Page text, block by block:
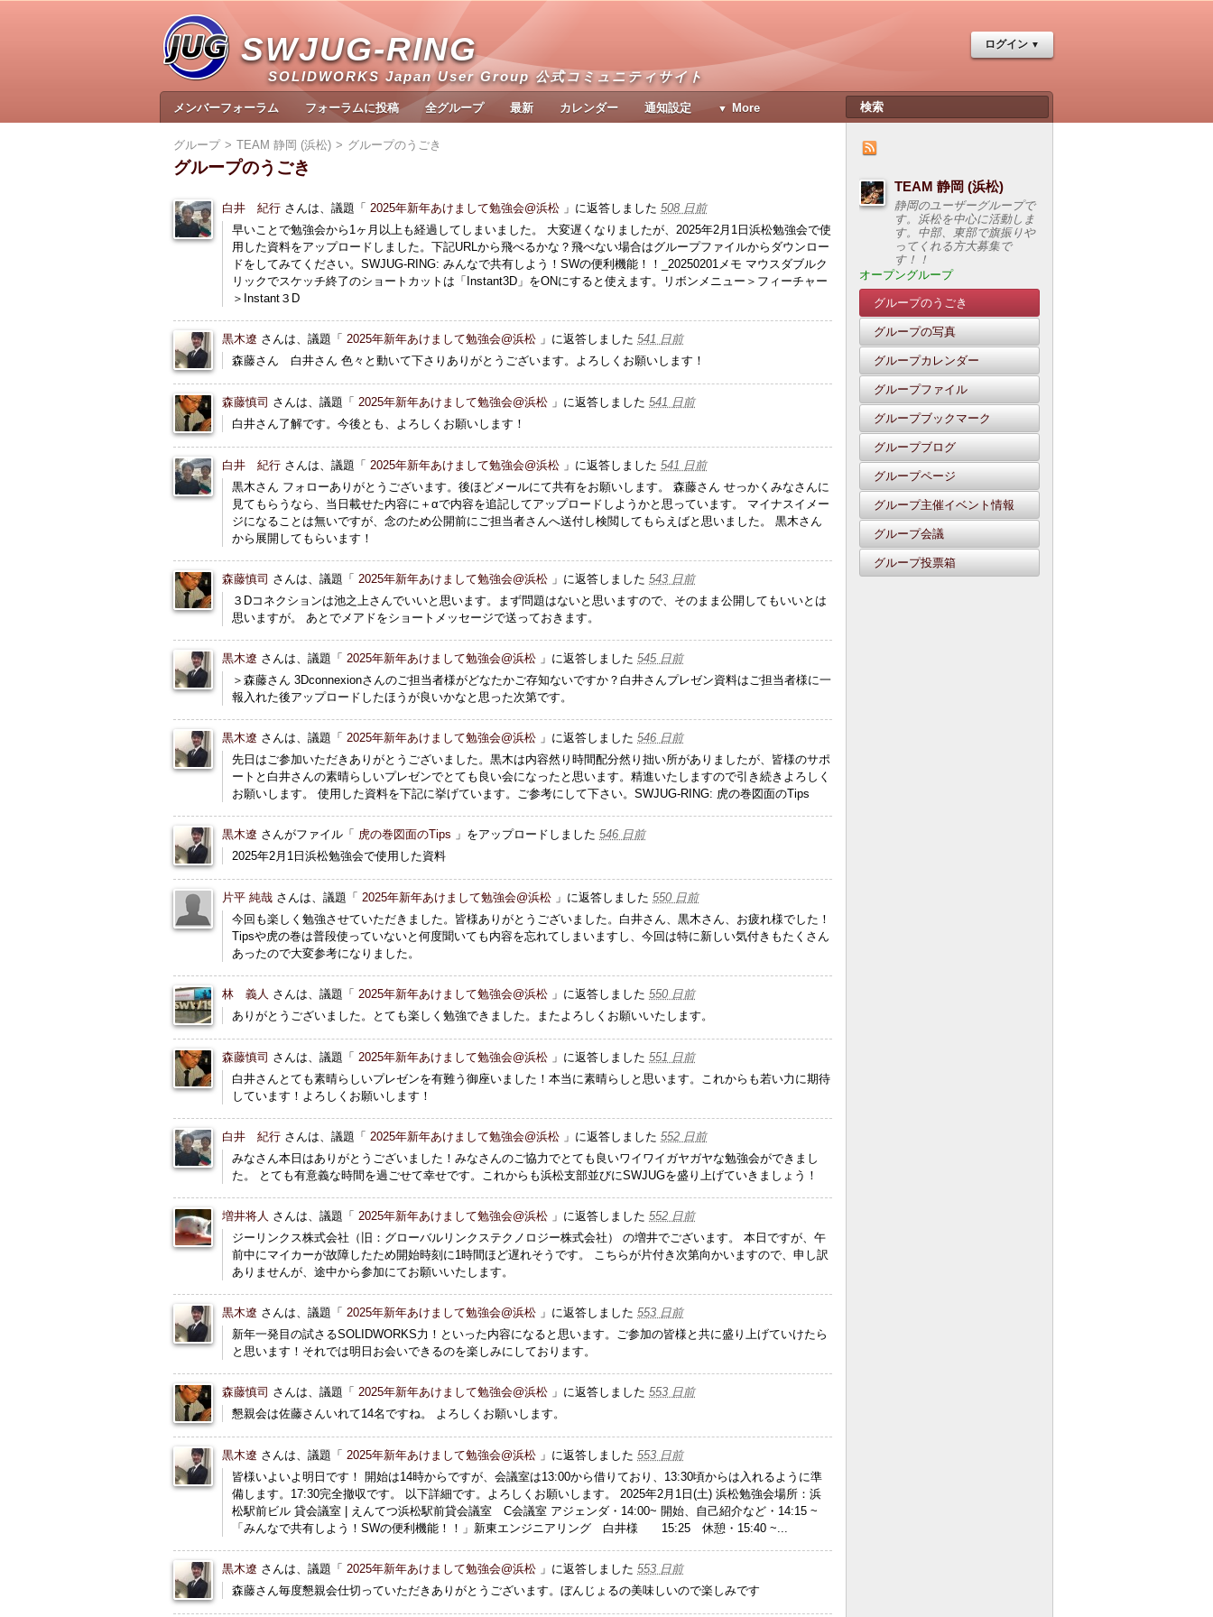
SWJUG-RING
SOLIDWORKS Japan User Group 公式コミュニティサイト
ログイン
メンバーフォーラム フォーラムに投稿 全グループ 最新 カレンダー 通知設定 More
TEAM 静岡 (浜松)
静岡のユーザーグループで
す。浜松を中心に活動しま
す。中部、東部で旗振りや
ってくれる方大募集で
す！！
オープングループ
グループのうごき
グループの写真
グループカレンダー
グループファイル
グループブックマーク
グループブログ
グループページ
グループ主催イベント情報
グループ会議
グループ投票箱
グループ TEAM 静岡 (浜松) グループのうごき
グループのうごき
白井 紀行 さんは、議題「 2025年新年あけまして勉強会@浜松 」に返答しました 508 日前
早いことで勉強会から1ヶ月以上も経過してしまいました。 大変遅くなりましたが、2025年2月1日浜松勉強会で使
用した資料をアップロードしました。下記URLから飛べるかな？飛べない場合はグループファイルからダウンロー
ドをしてみてください。SWJUG-RING: みんなで共有しよう！SWの便利機能！！_20250201メモ マウスダブルク
リックでスケッチ終了のショートカットは「Instant3D」をONにすると使えます。リボンメニュー＞フィーチャー
＞Instant３D
黒木遼 さんは、議題「 2025年新年あけまして勉強会@浜松 」に返答しました 541 日前
森藤さん 白井さん 色々と動いて下さりありがとうございます。よろしくお願いします！
森藤慎司 さんは、議題「 2025年新年あけまして勉強会@浜松 」に返答しました 541 日前
白井さん了解です。今後とも、よろしくお願いします！
白井 紀行 さんは、議題「 2025年新年あけまして勉強会@浜松 」に返答しました 541 日前
黒木さん フォローありがとうございます。後ほどメールにて共有をお願いします。 森藤さん せっかくみなさんに
見てもらうなら、当日載せた内容に＋αで内容を追記してアップロードしようかと思っています。 マイナスイメー
ジになることは無いですが、念のため公開前にご担当者さんへ送付し検閲してもらえばと思いました。 黒木さん
から展開してもらいます！
森藤慎司 さんは、議題「 2025年新年あけまして勉強会@浜松 」に返答しました 543 日前
３Dコネクションは池之上さんでいいと思います。まず問題はないと思いますので、そのまま公開してもいいとは
思いますが。 あとでメアドをショートメッセージで送っておきます。
黒木遼 さんは、議題「 2025年新年あけまして勉強会@浜松 」に返答しました 545 日前
＞森藤さん 3Dconnexionさんのご担当者様がどなたかご存知ないですか？白井さんプレゼン資料はご担当者様に一
報入れた後アップロードしたほうが良いかなと思った次第です。
黒木遼 さんは、議題「 2025年新年あけまして勉強会@浜松 」に返答しました 546 日前
先日はご参加いただきありがとうございました。黒木は内容然り時間配分然り拙い所がありましたが、皆様のサポ
ートと白井さんの素晴らしいプレゼンでとても良い会になったと思います。精進いたしますので引き続きよろしく
お願いします。 使用した資料を下記に挙げています。ご参考にして下さい。SWJUG-RING: 虎の巻図面のTips
黒木遼 さんがファイル「 虎の巻図面のTips 」をアップロードしました 546 日前
2025年2月1日浜松勉強会で使用した資料
片平 純哉 さんは、議題「 2025年新年あけまして勉強会@浜松 」に返答しました 550 日前
今回も楽しく勉強させていただきました。皆様ありがとうございました。白井さん、黒木さん、お疲れ様でした！
Tipsや虎の巻は普段使っていないと何度聞いても内容を忘れてしまいますし、今回は特に新しい気付きもたくさん
あったので大変参考になりました。
林 義人 さんは、議題「 2025年新年あけまして勉強会@浜松 」に返答しました 550 日前
ありがとうございました。とても楽しく勉強できました。またよろしくお願いいたします。
森藤慎司 さんは、議題「 2025年新年あけまして勉強会@浜松 」に返答しました 551 日前
白井さんとても素晴らしいプレゼンを有難う御座いました！本当に素晴らしと思います。これからも若い力に期待
しています！よろしくお願いします！
白井 紀行 さんは、議題「 2025年新年あけまして勉強会@浜松 」に返答しました 552 日前
みなさん本日はありがとうございました！みなさんのご協力でとても良いワイワイガヤガヤな勉強会ができまし
た。 とても有意義な時間を過ごせて幸せです。これからも浜松支部並びにSWJUGを盛り上げていきましょう！
増井将人 さんは、議題「 2025年新年あけまして勉強会@浜松 」に返答しました 552 日前
ジーリンクス株式会社（旧：グローバルリンクステクノロジー株式会社） の増井でございます。 本日ですが、午
前中にマイカーが故障したため開始時刻に1時間ほど遅れそうです。 こちらが片付き次第向かいますので、申し訳
ありませんが、途中から参加にてお願いいたします。
黒木遼 さんは、議題「 2025年新年あけまして勉強会@浜松 」に返答しました 553 日前
新年一発目の試さるSOLIDWORKS力！といった内容になると思います。ご参加の皆様と共に盛り上げていけたら
と思います！それでは明日お会いできるのを楽しみにしております。
森藤慎司 さんは、議題「 2025年新年あけまして勉強会@浜松 」に返答しました 553 日前
懇親会は佐藤さんいれて14名ですね。 よろしくお願いします。
黒木遼 さんは、議題「 2025年新年あけまして勉強会@浜松 」に返答しました 553 日前
皆様いよいよ明日です！ 開始は14時からですが、会議室は13:00から借りており、13:30頃からは入れるように準
備します。17:30完全撤収です。 以下詳細です。よろしくお願いします。 2025年2月1日(土) 浜松勉強会場所：浜
松駅前ビル 貸会議室 | えんてつ浜松駅前貸会議室 C会議室 アジェンダ・14:00~ 開始、自己紹介など・14:15 ~
「みんなで共有しよう！SWの便利機能！！」新東エンジニアリング 白井様 15:25 休憩・15:40 ~...
黒木遼 さんは、議題「 2025年新年あけまして勉強会@浜松 」に返答しました 553 日前
森藤さん毎度懇親会仕切っていただきありがとうございます。ぼんじょるの美味しいので楽しみです